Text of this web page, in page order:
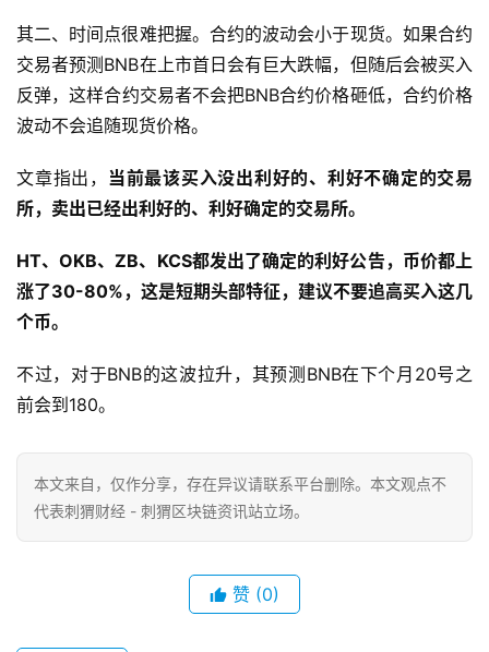
其二、时间点很难把握。合约的波动会小于现货。如果合约
交易者预测BNB在上市首日会有巨大跌幅，但随后会被买入
反弹，这样合约交易者不会把BNB合约价格砸低，合约价格
波动不会追随现货价格。
文章指出， 当前最该买入没出利好的、利好不确定的交易
所，卖出已经出利好的、利好确定的交易所。
HT、OKB、ZB、KCS都发出了确定的利好公告，币价都上
涨了30-80% ，这是短期头部特征，建议不要追高买入这几
个币。
不过，对于BNB的这波拉升，其预测BNB在下个月20号之
前会到180。
本文来自 ，仅作分享，存在异议请联系平台删除。本文观点不
代表刺猬财经 - 刺猬区块链资讯站立场。
赞 (0)